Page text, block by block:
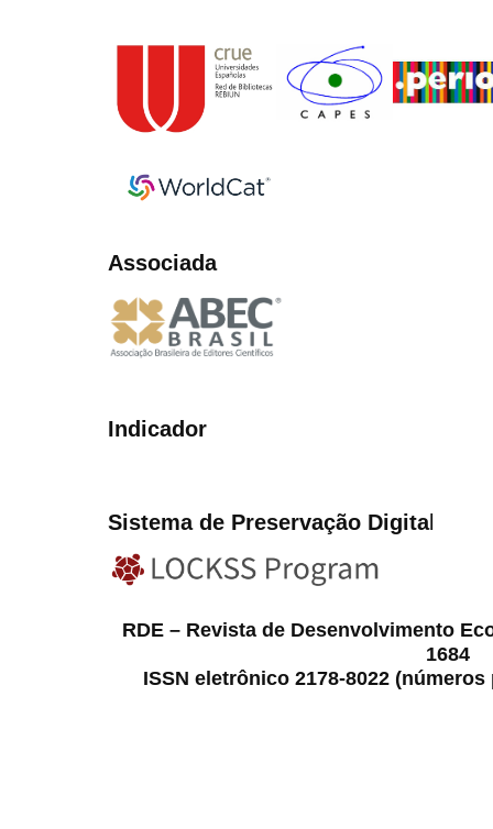
Associada
Indicador
Sistema de Preservação Digital
RDE – Revista de Desenvolvimento
1684
ISSN eletrônico 2178-8022